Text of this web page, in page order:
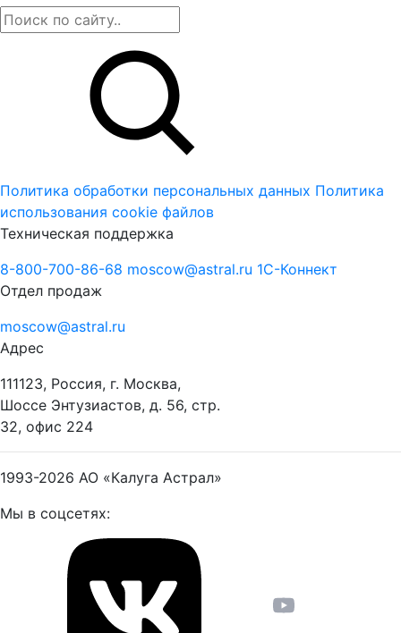
Политика обработки персональных данных Политика
использования cookie файлов
Техническая поддержка
8-800-700-86-68 moscow@astral.ru 1С-Коннект
Отдел продаж
moscow@astral.ru
Адрес
111123, Россия, г. Москва,
Шоссе Энтузиастов, д. 56, стр.
32, офис 224
1993-2026 АО «Калуга Астрал»
Мы в соцсетях: